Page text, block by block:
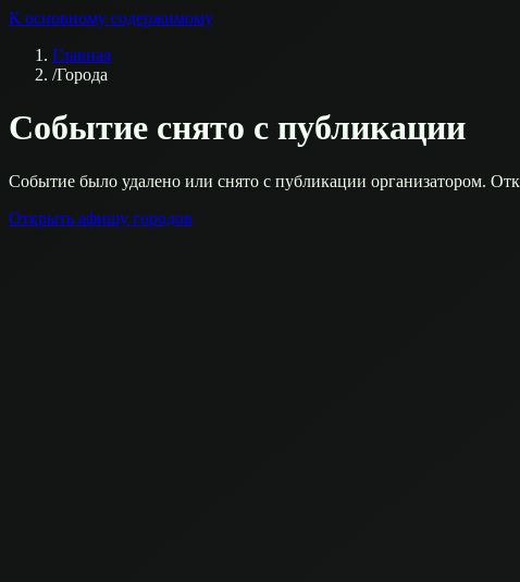
К основному содержимому
Главная
/Города
Событие снято с публикации
Событие было удалено или снято с публикации организатором.
Открыть афишу городов